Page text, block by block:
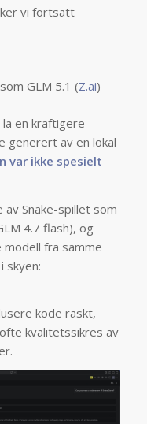
vi fortsatt
GLM 5.1 (Z.ai)
en kraftigere
generert av en lokal
var ikke spesielt
Snake-spillet som
4.7 flash), og
fra samme
skyen:
kode raskt,
kvalitetssikres av